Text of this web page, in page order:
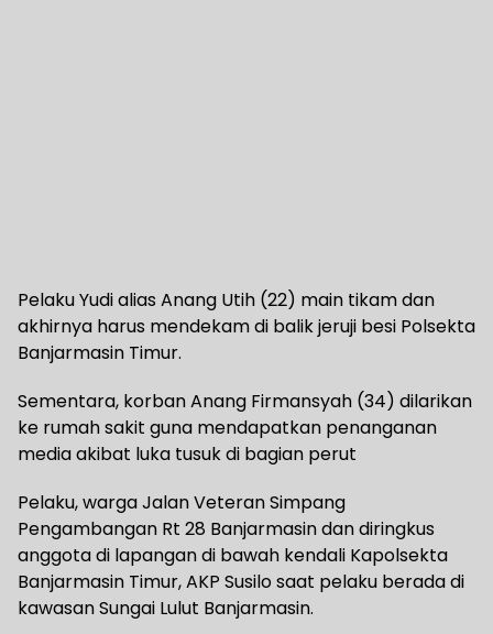
Pelaku Yudi alias Anang Utih (22) main tikam dan
akhirnya harus mendekam di balik jeruji besi Polsekta
Banjarmasin Timur.
Sementara, korban Anang Firmansyah (34) dilarikan
ke rumah sakit guna mendapatkan penanganan
media akibat luka tusuk di bagian perut
Pelaku, warga Jalan Veteran Simpang
Pengambangan Rt 28 Banjarmasin dan diringkus
anggota di lapangan di bawah kendali Kapolsekta
Banjarmasin Timur, AKP Susilo saat pelaku berada di
kawasan Sungai Lulut Banjarmasin.